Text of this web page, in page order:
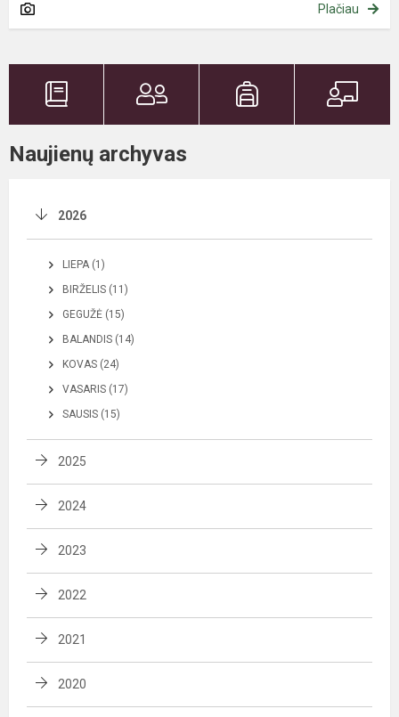
Plačiau
Naujienų archyvas
2026
LIEPA (1)
BIRŽELIS (11)
GEGUŽĖ (15)
BALANDIS (14)
KOVAS (24)
VASARIS (17)
SAUSIS (15)
2025
2024
2023
2022
2021
2020